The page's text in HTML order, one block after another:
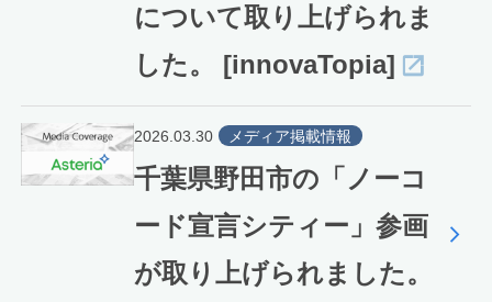
について取り上げられま
した。 [innovaTopia]
2026.03.30 メディア掲載情報
千葉県野田市の「ノーコ
ード宣言シティー」参画
が取り上げられました。